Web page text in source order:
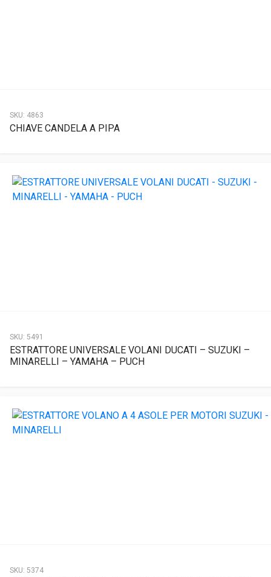
SKU: 4863
CHIAVE CANDELA A PIPA
SKU: 5491
ESTRATTORE UNIVERSALE VOLANI DUCATI – SUZUKI –
MINARELLI – YAMAHA – PUCH
SKU: 5374